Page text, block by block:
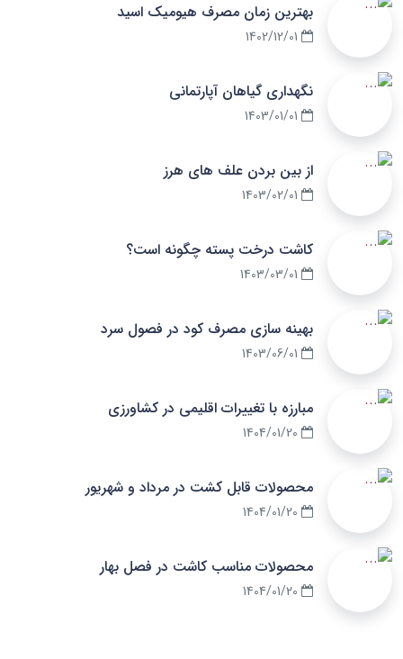
بهترین زمان مصرف هیومیک اسید
نگهداری گیاهان آپارتمانی
از بین بردن علف های هرز
کاشت درخت پسته چگونه است؟
بهینه سازی مصرف کود در فصول سرد
مبارزه با تغییرات اقلیمی در کشاورزی
محصولات قابل کشت در مرداد و شهریور
محصولات مناسب کاشت در فصل بهار